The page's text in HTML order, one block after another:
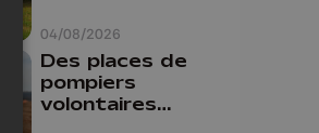
04/08/2026
comme prof que
comme
pharmacienne"
Des places de
pompiers
volontaires